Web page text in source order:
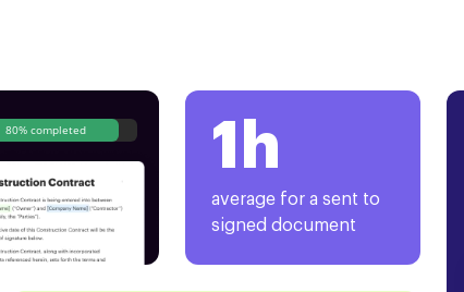
80% completed 1h
average for a sent to
signed document